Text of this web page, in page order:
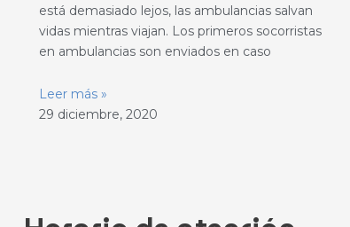
está demasiado lejos, las ambulancias salvan
vidas mientras viajan. Los primeros socorristas
en ambulancias son enviados en caso
Leer más »
29 diciembre, 2020